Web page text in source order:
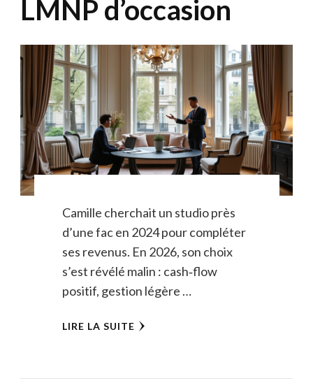
LMNP d’occasion
Camille cherchait un studio près
d’une fac en 2024 pour compléter
ses revenus. En 2026, son choix
s’est révélé malin : cash‑flow
positif, gestion légère …
LIRE LA SUITE